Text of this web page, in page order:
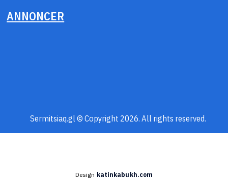
ANNONCER
Sermitsiaq.gl © Copyright 2026. All rights reserved.
Design katinkabukh.com